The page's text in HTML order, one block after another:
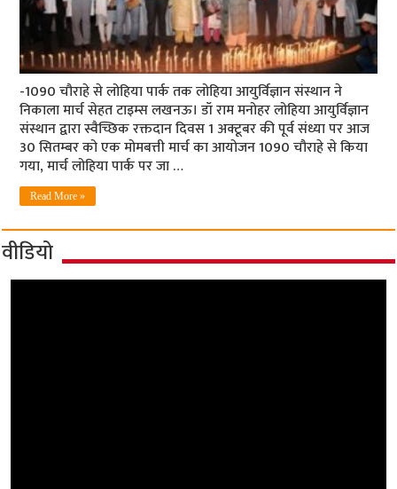
-1090 चौराहे से लोहिया पार्क तक लोहिया आयुर्विज्ञान संस्थान ने
निकाला मार्च सेहत टाइम्स लखनऊ। डॉ राम मनोहर लोहिया आयुर्विज्ञान
संस्थान द्वारा स्वैच्छिक रक्तदान दिवस 1 अक्टूबर की पूर्व संध्या पर आज
30 सितम्बर को एक मोमबत्ती मार्च का आयोजन 1090 चौराहे से किया
गया, मार्च लोहिया पार्क पर जा …
Read More »
वीडियो